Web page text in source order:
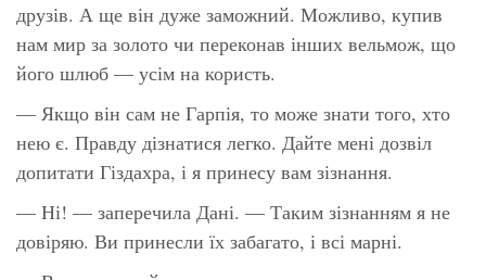
друзів. А ще він дуже заможний. Можливо, купив
нам мир за золото чи переконав інших вельмож, що
його шлюб — усім на користь.
— Якщо він сам не Гарпія, то може знати того, хто
нею є. Правду дізнатися легко. Дайте мені дозвіл
допитати Гіздахра, і я принесу вам зізнання.
— Ні! — заперечила Дані. — Таким зізнанням я не
довіряю. Ви принесли їх забагато, і всі марні.